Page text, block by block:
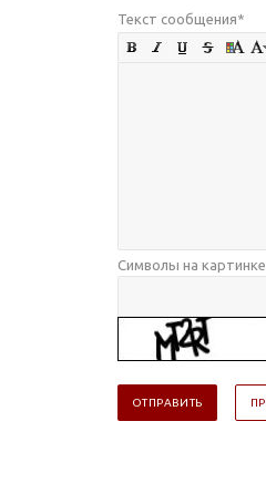
Текст сообщения*
Символы на картинке